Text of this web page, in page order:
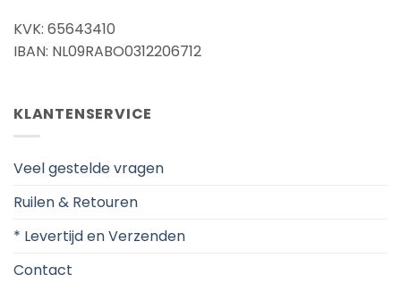
KVK: 65643410
IBAN: NL09RABO0312206712
KLANTENSERVICE
Veel gestelde vragen
Ruilen & Retouren
* Levertijd en Verzenden
Contact